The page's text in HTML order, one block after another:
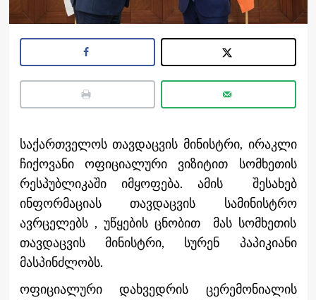
საქართველოს თავდაცვის მინისტრი, ირაკლი
ჩიქოვანი ოფიციალური ვიზიტით სომხეთის
რესპუბლიკაში იმყოფება. ამის შესახებ
ინფორმაციას თავდაცვის სამინისტრო
ავრცელებს , უწყების ცნობით მას სომხეთის
თავდაცვის მინისტრი, სურენ პაპიკიანი
მასპინძლობს.
ოფიციალური დახვედრის ცერემონიალის